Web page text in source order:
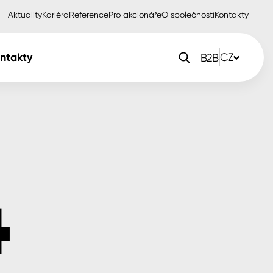
AktualityKariéraReferencePro akcionářeO společnostiKontakty
B2BCZ